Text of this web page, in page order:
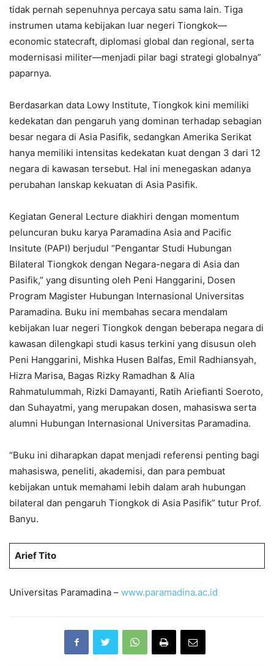
tidak pernah sepenuhnya percaya satu sama lain. Tiga
instrumen utama kebijakan luar negeri Tiongkok—
economic statecraft, diplomasi global dan regional, serta
modernisasi militer—menjadi pilar bagi strategi globalnya”
paparnya.
Berdasarkan data Lowy Institute, Tiongkok kini memiliki
kedekatan dan pengaruh yang dominan terhadap sebagian
besar negara di Asia Pasifik, sedangkan Amerika Serikat
hanya memiliki intensitas kedekatan kuat dengan 3 dari 12
negara di kawasan tersebut. Hal ini menegaskan adanya
perubahan lanskap kekuatan di Asia Pasifik.
Kegiatan General Lecture diakhiri dengan momentum
peluncuran buku karya Paramadina Asia and Pacific
Insitute (PAPI) berjudul “Pengantar Studi Hubungan
Bilateral Tiongkok dengan Negara-negara di Asia dan
Pasifik,” yang disunting oleh Peni Hanggarini, Dosen
Program Magister Hubungan Internasional Universitas
Paramadina. Buku ini membahas secara mendalam
kebijakan luar negeri Tiongkok dengan beberapa negara di
kawasan dilengkapi studi kasus terkini yang disusun oleh
Peni Hanggarini, Mishka Husen Balfas, Emil Radhiansyah,
Hizra Marisa, Bagas Rizky Ramadhan & Alia
Rahmatulummah, Rizki Damayanti, Ratih Ariefianti Soeroto,
dan Suhayatmi, yang merupakan dosen, mahasiswa serta
alumni Hubungan Internasional Universitas Paramadina.
“Buku ini diharapkan dapat menjadi referensi penting bagi
mahasiswa, peneliti, akademisi, dan para pembuat
kebijakan untuk memahami lebih dalam arah hubungan
bilateral dan pengaruh Tiongkok di Asia Pasifik” tutur Prof.
Banyu.
Arief Tito
Universitas Paramadina – www.paramadina.ac.id